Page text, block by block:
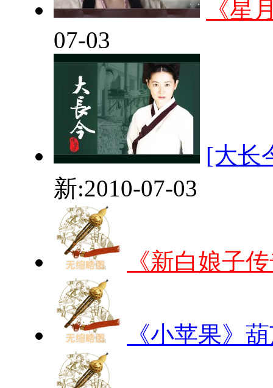
《星
07-03
[大长
新:2010-07-03
《新白娘子
《小苹果》